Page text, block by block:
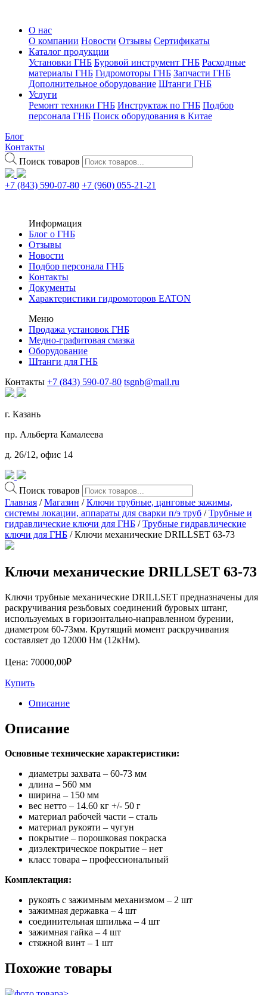
О нас
О компании Новости Отзывы Сертификаты
Каталог продукции
Установки ГНБ Буровой инструмент ГНБ Расходные
материалы ГНБ Гидромоторы ГНБ Запчасти ГНБ
Дополнительное оборудование Штанги ГНБ
Услуги
Ремонт техники ГНБ Инструктаж по ГНБ Подбор
персонала ГНБ Поиск оборудования в Китае
Блог
Контакты
Поиск товаров
+7 (843) 590-07-80 +7 (960) 055-21-21
Информация
Блог о ГНБ
Отзывы
Новости
Подбор персонала ГНБ
Контакты
Документы
Характеристики гидромоторов EATON
Меню
Продажа установок ГНБ
Медно-графитовая смазка
Оборудование
Штанги для ГНБ
Контакты +7 (843) 590-07-80 tsgnb@mail.ru
г. Казань
пр. Альберта Камалеева
д. 26/12, офис 14
Поиск товаров
Главная /Магазин /Ключи трубные, цанговые зажимы,
системы локации, аппараты для сварки п/э труб /Трубные и
гидравлические ключи для ГНБ /Трубные гидравлические
ключи для ГНБ / Ключи механические DRILLSET 63-73
Ключи механические DRILLSET 63-73
Ключи трубные механические DRILLSET предназначены для
раскручивания резьбовых соединений буровых штанг,
используемых в горизонтально-направленном бурении,
диаметром 60-73мм. Крутящий момент раскручивания
составляет до 12000 Нм (12кНм).
Цена: 70000,00₽
Купить
Описание
Описание
Основные технические характеристики:
диаметры захвата – 60-73 мм
длина – 560 мм
ширина – 150 мм
вес нетто – 14.60 кг +/- 50 г
материал рабочей части – сталь
материал рукояти – чугун
покрытие – порошковая покраска
диэлектрическое покрытие – нет
класс товара – профессиональный
Комплектация:
рукоять с зажимным механизмом – 2 шт
зажимная державка – 4 шт
соединительная шпилька – 4 шт
зажимная гайка – 4 шт
стяжной винт – 1 шт
Похожие товары